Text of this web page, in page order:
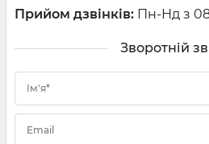
Прийом дзвінків: Пн-Нд з
Зворотній
Ім'я*
Email